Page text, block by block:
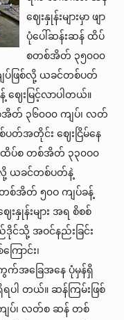
ဈေးနှုန်းများမှာ ဖျာ
ပုံပေါ်ဆန်းဆန် ထိပ်
စတစ်အိတ် ၃၅၀ဝ၀
ပ်ဖြစ်လို့ ယခင်တစ်ပတ်
ေးမြင့်လာပါတယ်။
အိတ် ၃၆၀ဝ၀ ကျပ်၊ လတ်
တ်အတိုင်း ဈေးငြိမ်နေ
ထိပ်စ တစ်အိတ် ၃၃၀ဝ၀
လို့ ယခင်တစ်ပတ်နဲ့
စ်အိတ် ၅၀ဝ ကျပ်ခန့်
းနှုန်းများ အရ စိစစ်
င်သို့ အဝင်နည်းခြင်း
ြောင်း၊
အခြေအနေ ပုံမှန်ရှိ
ပါ တယ်။ ဆန်ကြမ်းဖြစ်
ပ်၊ လတ်စ ဆန် တစ်